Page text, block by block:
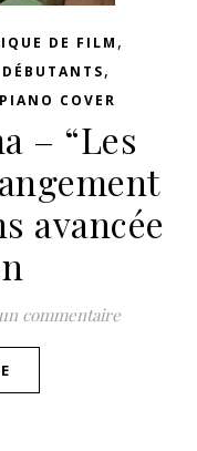
DE FILM ,
,
PIANO COVER
– “Les
avancée
commentaire